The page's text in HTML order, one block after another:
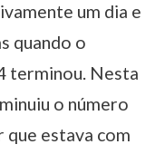
um dia e
quando o
terminou. Nesta
o número
que estava com